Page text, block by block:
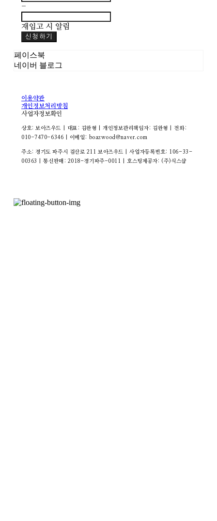
-
재입고 시 알림
신청하기
페이스북
네이버 블로그
이용약관
개인정보처리방침
사업자정보확인
상호: 보아즈우드 | 대표: 김완형 | 개인정보관리책임자: 김완형 | 전화:
010-7470-6346 | 이메일: boazwood@naver.com
주소: 경기도 파주시 검산로 211 보아즈우드 | 사업자등록번호: 106-33-
00363
| 통신판매: 2018-경기파주-0011 | 호스팅제공자: (주)식스샵